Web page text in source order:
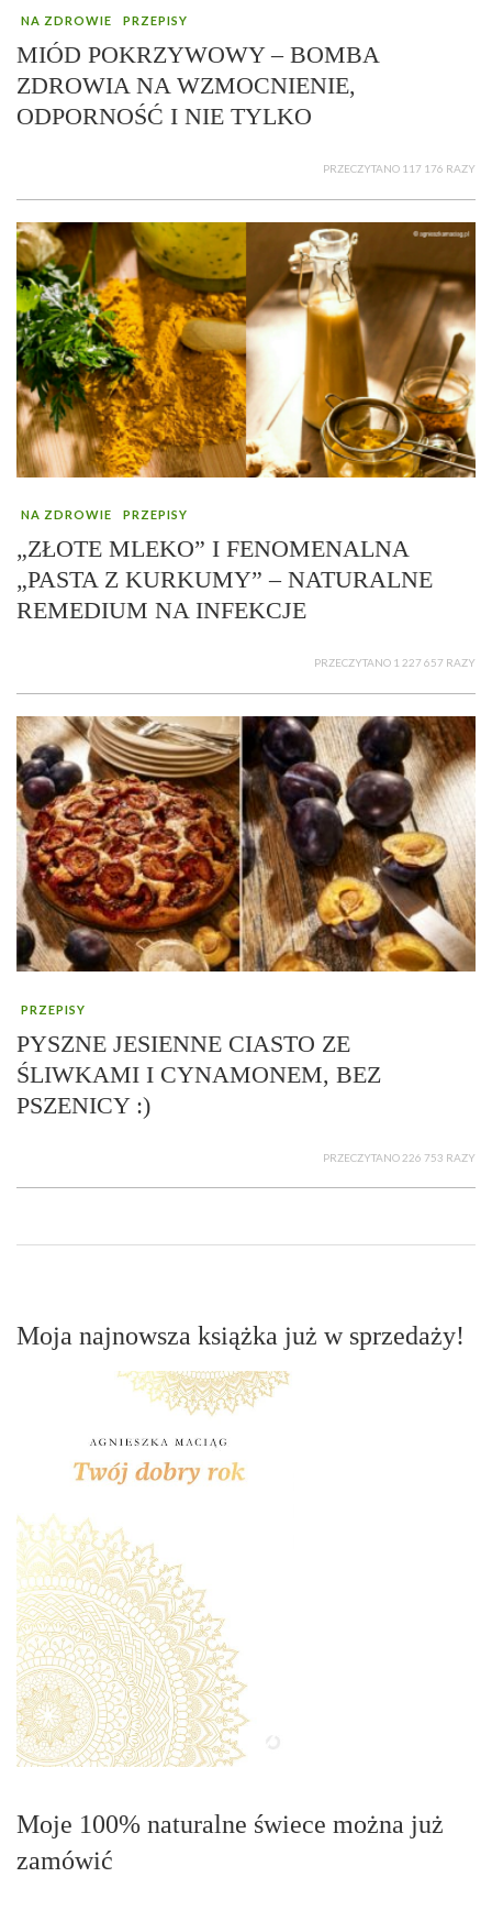
NA ZDROWIE PRZEPISY
MIÓD POKRZYWOWY – BOMBA
ZDROWIA NA WZMOCNIENIE,
ODPORNOŚĆ I NIE TYLKO
PRZECZYTANO 117 176 RAZY
NA ZDROWIE PRZEPISY
„ZŁOTE MLEKO” I FENOMENALNA
„PASTA Z KURKUMY” – NATURALNE
REMEDIUM NA INFEKCJE
PRZECZYTANO 1 227 657 RAZY
PRZEPISY
PYSZNE JESIENNE CIASTO ZE
ŚLIWKAMI I CYNAMONEM, BEZ
PSZENICY :)
PRZECZYTANO 226 753 RAZY
Moja najnowsza książka już w sprzedaży!
Moje 100% naturalne świece można już
zamówić